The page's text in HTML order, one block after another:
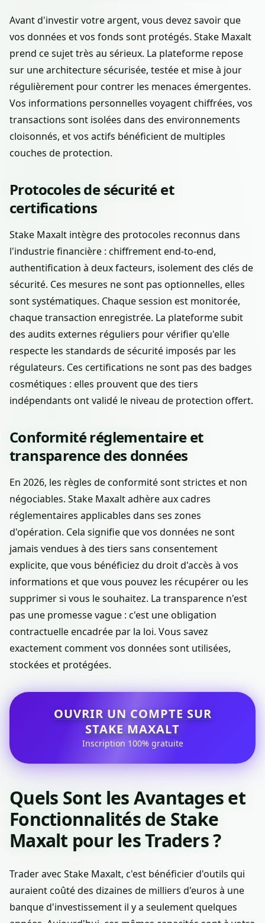
Avant d'investir votre argent, vous devez savoir que
vos données et vos fonds sont protégés. Stake Maxalt
prend ce sujet très au sérieux. La plateforme repose
sur une architecture sécurisée, testée et mise à jour
régulièrement pour contrer les menaces émergentes.
Vos informations personnelles voyagent chiffrées, vos
transactions sont isolées dans des environnements
cloisonnés, et vos actifs bénéficient de multiples
couches de protection.
Protocoles de sécurité et
certifications
Stake Maxalt intègre des protocoles reconnus dans
l'industrie financière : chiffrement end-to-end,
authentification à deux facteurs, isolement des clés de
sécurité. Ces mesures ne sont pas optionnelles, elles
sont systématiques. Chaque session est monitorée,
chaque transaction enregistrée. La plateforme subit
des audits externes réguliers pour vérifier qu'elle
respecte les standards de sécurité imposés par les
régulateurs. Ces certifications ne sont pas des badges
cosmétiques : elles prouvent que des tiers
indépendants ont validé le niveau de protection offert.
Conformité réglementaire et
transparence des données
En 2026, les règles de conformité sont strictes et non
négociables. Stake Maxalt adhère aux cadres
réglementaires applicables dans ses zones
d'opération. Cela signifie que vos données ne sont
jamais vendues à des tiers sans consentement
explicite, que vous bénéficiez du droit d'accès à vos
informations et que vous pouvez les récupérer ou les
supprimer si vous le souhaitez. La transparence n'est
pas une promesse vague : c'est une obligation
contractuelle encadrée par la loi. Vous savez
exactement comment vos données sont utilisées,
stockées et protégées.
OUVRIR UN COMPTE SUR
STAKE MAXALT
Inscription 100% gratuite
Quels Sont les Avantages et
Fonctionnalités de Stake
Maxalt pour les Traders ?
Trader avec Stake Maxalt, c'est bénéficier d'outils qui
auraient coûté des dizaines de milliers d'euros à une
banque d'investissement il y a seulement quelques